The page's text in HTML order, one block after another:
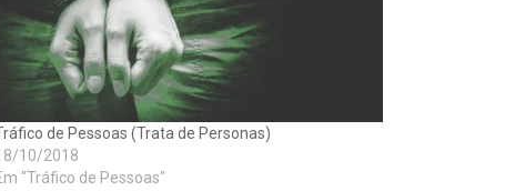
de Pessoas (Trata de Personas)
10/2018
"Tráfico de Pessoas"